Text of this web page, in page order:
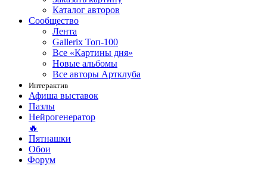
Каталог авторов
Сообщество
Лента
Gallerix Топ-100
Все «Картины дня»
Новые альбомы
Все авторы Артклуба
Интерактив
Афиша выставок
Пазлы
Нейрогенератор
🔥
Пятнашки
Обои
Форум